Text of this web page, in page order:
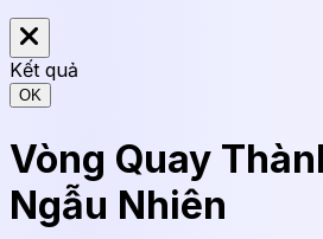
Kết quả
OK
Vòng Quay
Ngẫu Nhiên